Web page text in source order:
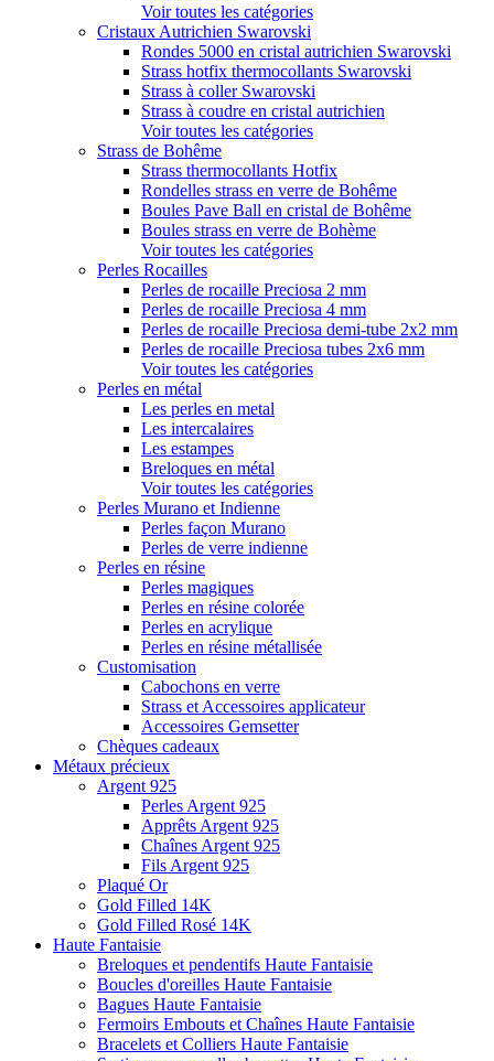
Voir toutes les catégories
Cristaux Autrichien Swarovski
Rondes 5000 en cristal autrichien Swarovski
Strass hotfix thermocollants Swarovski
Strass à coller Swarovski
Strass à coudre en cristal autrichien
Voir toutes les catégories
Strass de Bohême
Strass thermocollants Hotfix
Rondelles strass en verre de Bohême
Boules Pave Ball en cristal de Bohême
Boules strass en verre de Bohème
Voir toutes les catégories
Perles Rocailles
Perles de rocaille Preciosa 2 mm
Perles de rocaille Preciosa 4 mm
Perles de rocaille Preciosa demi-tube 2x2 mm
Perles de rocaille Preciosa tubes 2x6 mm
Voir toutes les catégories
Perles en métal
Les perles en metal
Les intercalaires
Les estampes
Breloques en métal
Voir toutes les catégories
Perles Murano et Indienne
Perles façon Murano
Perles de verre indienne
Perles en résine
Perles magiques
Perles en résine colorée
Perles en acrylique
Perles en résine métallisée
Customisation
Cabochons en verre
Strass et Accessoires applicateur
Accessoires Gemsetter
Chèques cadeaux
Métaux précieux
Argent 925
Perles Argent 925
Apprêts Argent 925
Chaînes Argent 925
Fils Argent 925
Plaqué Or
Gold Filled 14K
Gold Filled Rosé 14K
Haute Fantaisie
Breloques et pendentifs Haute Fantaisie
Boucles d'oreilles Haute Fantaisie
Bagues Haute Fantaisie
Fermoirs Embouts et Chaînes Haute Fantaisie
Bracelets et Colliers Haute Fantaisie